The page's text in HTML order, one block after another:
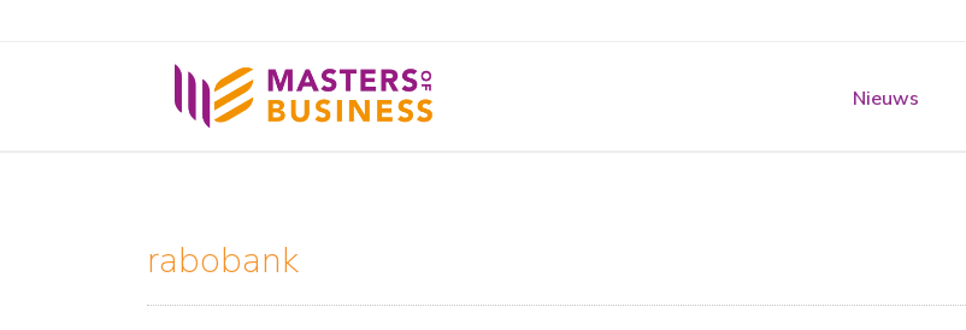
Nieuws
rabobank